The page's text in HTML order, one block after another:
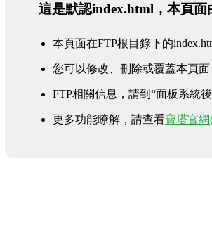
這是默認index.html，本頁面
本頁面在FTP根目錄下的
您可以修改、刪除或覆蓋本頁面
FTP相關信息，請到“面板系統
更多功能瞭解，請查看寶塔官網